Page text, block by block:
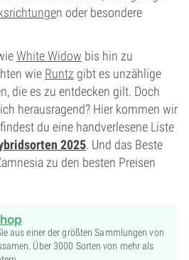
n oder besondere
White Widow bis hin zu
wie Runtz gibt es unzählige
die es zu entdecken gilt. Doch
herausragend? Hier kommen wir
du eine handverlesene Liste
2025. Und das Beste
zu den besten Preisen
aus einer der größten Sammlungen von
Über 3000 Sorten von mehr als